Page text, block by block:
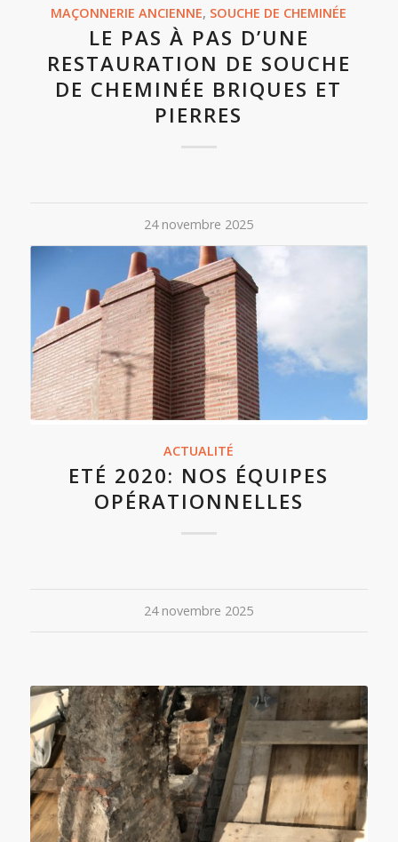
MAÇONNERIE ANCIENNE, SOUCHE DE CHEMINÉE
LE PAS À PAS D’UNE
RESTAURATION DE SOUCHE
DE CHEMINÉE BRIQUES ET
PIERRES
24 novembre 2025
ACTUALITÉ
ETÉ 2020: NOS ÉQUIPES
OPÉRATIONNELLES
24 novembre 2025